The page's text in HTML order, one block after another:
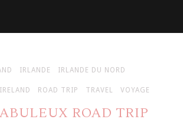
IRLANDE IRLANDE DU NORD
ROAD TRIP TRAVEL VOYAGE
ROAD TRIP